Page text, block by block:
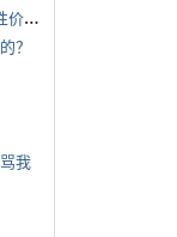
*
想请教有经验的蛋友，想给媳妇7夕买个跳蛋，有没有性价比高的推荐
？
我